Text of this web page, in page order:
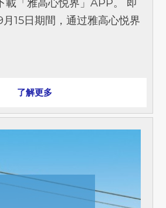
載「雅高心悦界」APP。 即
15日期間，通过雅高心悦界
了解更多